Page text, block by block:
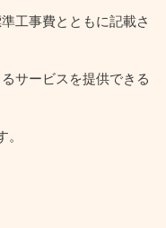
工事費とともに記載さ
サービスを提供できる